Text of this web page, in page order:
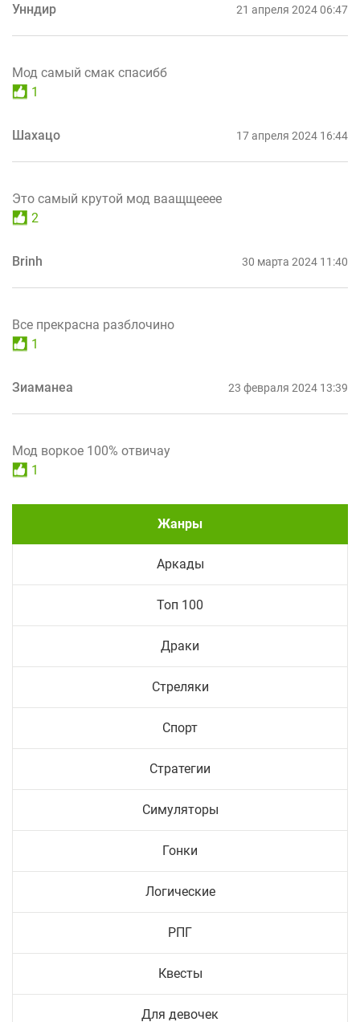
Унндир 21 апреля 2024 06:47
Мод самый смак спасибб
1
Шахацо 17 апреля 2024 16:44
Это самый крутой мод ваащщееее
2
Brinh 30 марта 2024 11:40
Все прекрасна разблочино
1
Зиаманеа 23 февраля 2024 13:39
Мод воркое 100% отвичау
1
Жанры
Аркады
Топ 100
Драки
Стреляки
Спорт
Стратегии
Симуляторы
Гонки
Логические
РПГ
Квесты
Для девочек